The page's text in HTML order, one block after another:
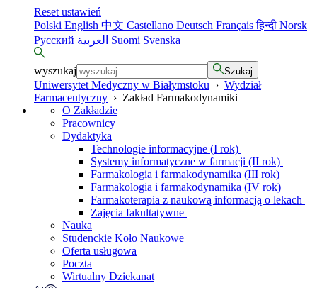
Reset ustawień
Polski English 中文 Castellano Deutsch Françaisहिन्दी Norsk
Русский
Suomi Svenska
wyszukaj Szukaj
Uniwersytet Medyczny w Białymstoku › Wydział
Farmaceutyczny › Zakład Farmakodynamiki
O Zakładzie
Pracownicy
Dydaktyka
Technologie informacyjne (I rok)
Systemy informatyczne w farmacji (II rok)
Farmakologia i farmakodynamika (III rok)
Farmakologia i farmakodynamika (IV rok)
Farmakoterapia z naukową informacją o lekach
Zajęcia fakultatywne
Nauka
Studenckie Koło Naukowe
Oferta usługowa
Poczta
Wirtualny Dziekanat